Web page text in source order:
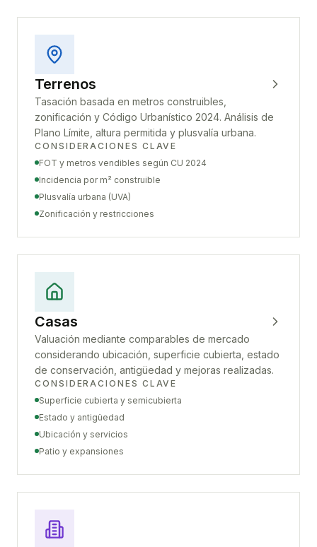
Terrenos
Tasación basada en metros construibles,
zonificación y Código Urbanístico 2024. Análisis de
Plano Límite, altura permitida y plusvalía urbana.
CONSIDERACIONES CLAVE
FOT y metros vendibles según CU 2024
Incidencia por m² construible
Plusvalía urbana (UVA)
Zonificación y restricciones
Casas
Valuación mediante comparables de mercado
considerando ubicación, superficie cubierta, estado
de conservación, antigüedad y mejoras realizadas.
CONSIDERACIONES CLAVE
Superficie cubierta y semicubierta
Estado y antigüedad
Ubicación y servicios
Patio y expansiones